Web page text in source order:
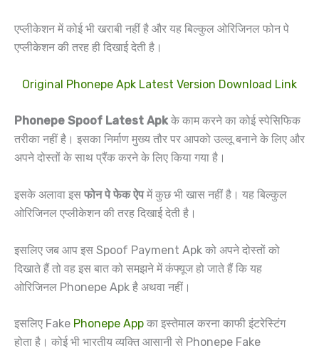
एप्लीकेशन में कोई भी खराबी नहीं है और यह बिल्कुल ओरिजिनल फोन पे
एप्लीकेशन की तरह ही दिखाई देती है।
Original Phonepe Apk Latest Version Download Link
Phonepe Spoof Latest Apkके काम करने का कोई स्पेसिफिक
तरीका नहीं है। इसका निर्माण मुख्य तौर पर आपको उल्लू बनाने के लिए और
अपने दोस्तों के साथ प्रैंक करने के लिए किया गया है।
इसके अलावा इस फोन पे फेक ऐपमें कुछ भी खास नहीं है। यह बिल्कुल
ओरिजिनल एप्लीकेशन की तरह दिखाई देती है।
इसलिए जब आप इस Spoof Payment Apk को अपने दोस्तों को
दिखाते हैं तो वह इस बात को समझने में कंफ्यूज हो जाते हैं कि यह
ओरिजिनल Phonepe Apk है अथवा नहीं।
इसलिए Fake Phonepe App का इस्तेमाल करना काफी इंटरेस्टिंग
होता है। कोई भी भारतीय व्यक्ति आसानी से Phonepe Fake